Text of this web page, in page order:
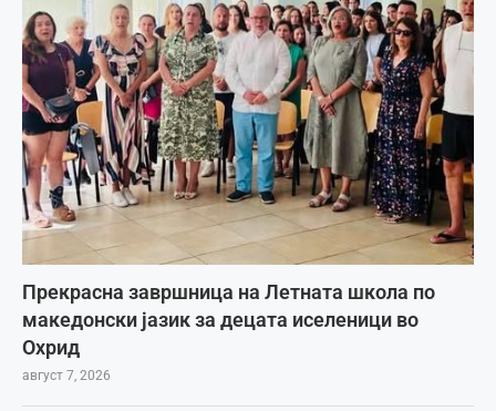
Прекрасна завршница на Летната школа по
македонски јазик за децата иселеници во
Охрид
август 7, 2026